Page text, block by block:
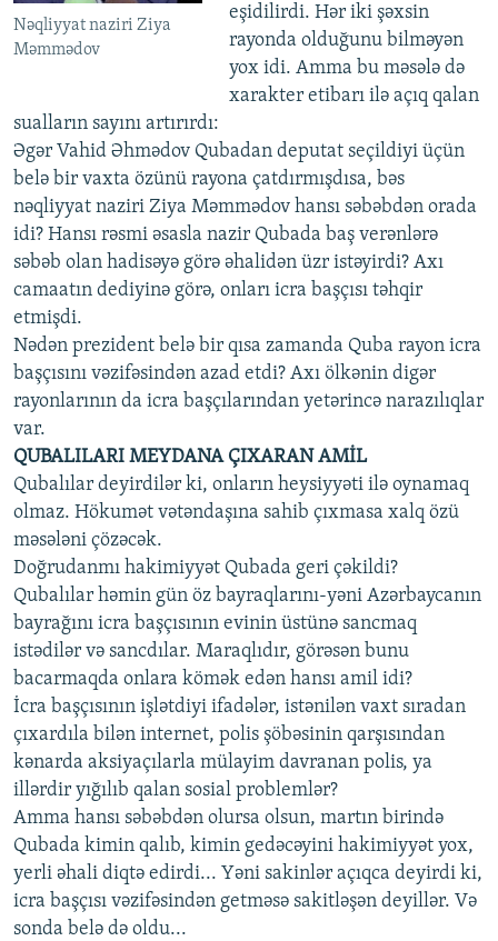
Nəqliyyat naziri Ziya
Məmmədov
eşidilirdi. Hər iki şəxsin
rayonda olduğunu bilməyən
yox idi. Amma bu məsələ də
xarakter etibarı ilə açıq qalan
sualların sayını artırırdı:
Əgər Vahid Əhmədov Qubadan deputat seçildiyi üçün
belə bir vaxta özünü rayona çatdırmışdısa, bəs
nəqliyyat naziri Ziya Məmmədov hansı səbəbdən orada
idi? Hansı rəsmi əsasla nazir Qubada baş verənlərə
səbəb olan hadisəyə görə əhalidən üzr istəyirdi? Axı
camaatın dediyinə görə, onları icra başçısı təhqir
etmişdi.
Nədən prezident belə bir qısa zamanda Quba rayon icra
başçısını vəzifəsindən azad etdi? Axı ölkənin digər
rayonlarının da icra başçılarından yetərincə narazılıqlar
var.
QUBALILARI MEYDANA ÇIXARAN AMİL
Qubalılar deyirdilər ki, onların heysiyyəti ilə oynamaq
olmaz. Hökumət vətəndaşına sahib çıxmasa xalq özü
məsələni çözəcək.
Doğrudanmı hakimiyyət Qubada geri çəkildi?
Qubalılar həmin gün öz bayraqlarını-yəni Azərbaycanın
bayrağını icra başçısının evinin üstünə sancmaq
istədilər və sancdılar. Maraqlıdır, görəsən bunu
bacarmaqda onlara kömək edən hansı amil idi?
İcra başçısının işlətdiyi ifadələr, istənilən vaxt sıradan
çıxardıla bilən internet, polis şöbəsinin qarşısından
kənarda aksiyaçılarla mülayim davranan polis, ya
illərdir yığılıb qalan sosial problemlər?
Amma hansı səbəbdən olursa olsun, martın birində
Qubada kimin qalıb, kimin gedəcəyini hakimiyyət yox,
yerli əhali diqtə edirdi... Yəni sakinlər açıqca deyirdi ki,
icra başçısı vəzifəsindən getməsə sakitləşən deyillər. Və
sonda belə də oldu...